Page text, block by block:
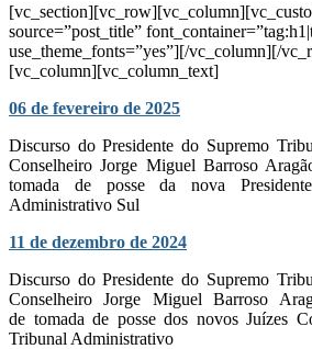
source=”post_title”
use_theme_fonts=”yes”][/vc_column][/
[vc_column][vc_column_text]
06 de fevereiro de 2025
Discurso do Presidente do Supremo
Conselheiro Jorge Miguel Barroso
tomada de posse da nova
Administrativo Sul
11 de dezembro de 2024
Discurso do Presidente do Supremo
Conselheiro Jorge Miguel Barroso
de tomada de posse dos novos Juízes
Tribunal Administrativo